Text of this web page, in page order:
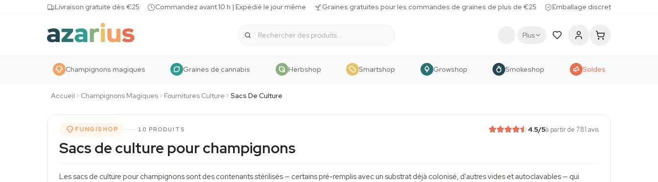
Skip to contentLivraison gratuite dès €25 Commandez avant 10 h | Expédié le jour même Graines gratuites pour les commandes de graines de plus de €25 Emballage discret
Plus
Champignons magiques Graines de cannabis Herbshop Smartshop Growshop Smokeshop Soldes
Accueil Champignons Magiques Fournitures Culture Sacs De Culture
FUNGISHOP 10 PRODUITS 4.5/5à partir de 781 avis
Sacs de culture pour champignons
Les sacs de culture pour champignons sont des contenants stérilisés — certains pré-remplis avec un substrat déjà colonisé, d'autres vides et autoclavables — qui